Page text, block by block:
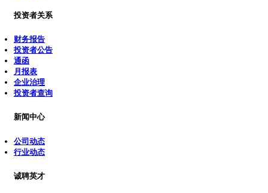
投资者关系
财务报告
投资者公告
通函
月报表
企业治理
投资者查询
新闻中心
公司动态
行业动态
诚聘英才